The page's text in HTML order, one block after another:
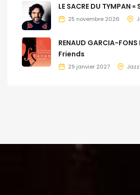
LE SACRE DU TYMPAN «
25 novembre 2026
RENAUD GARCIA-
Friends
29 janvier 2027 Jazz